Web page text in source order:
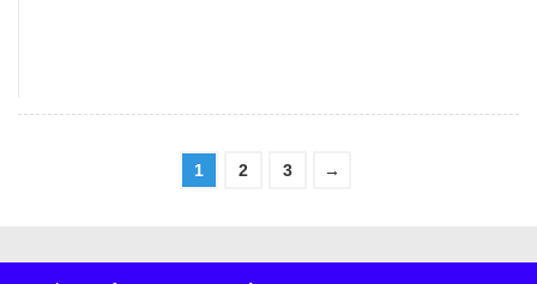
1 2 3 →